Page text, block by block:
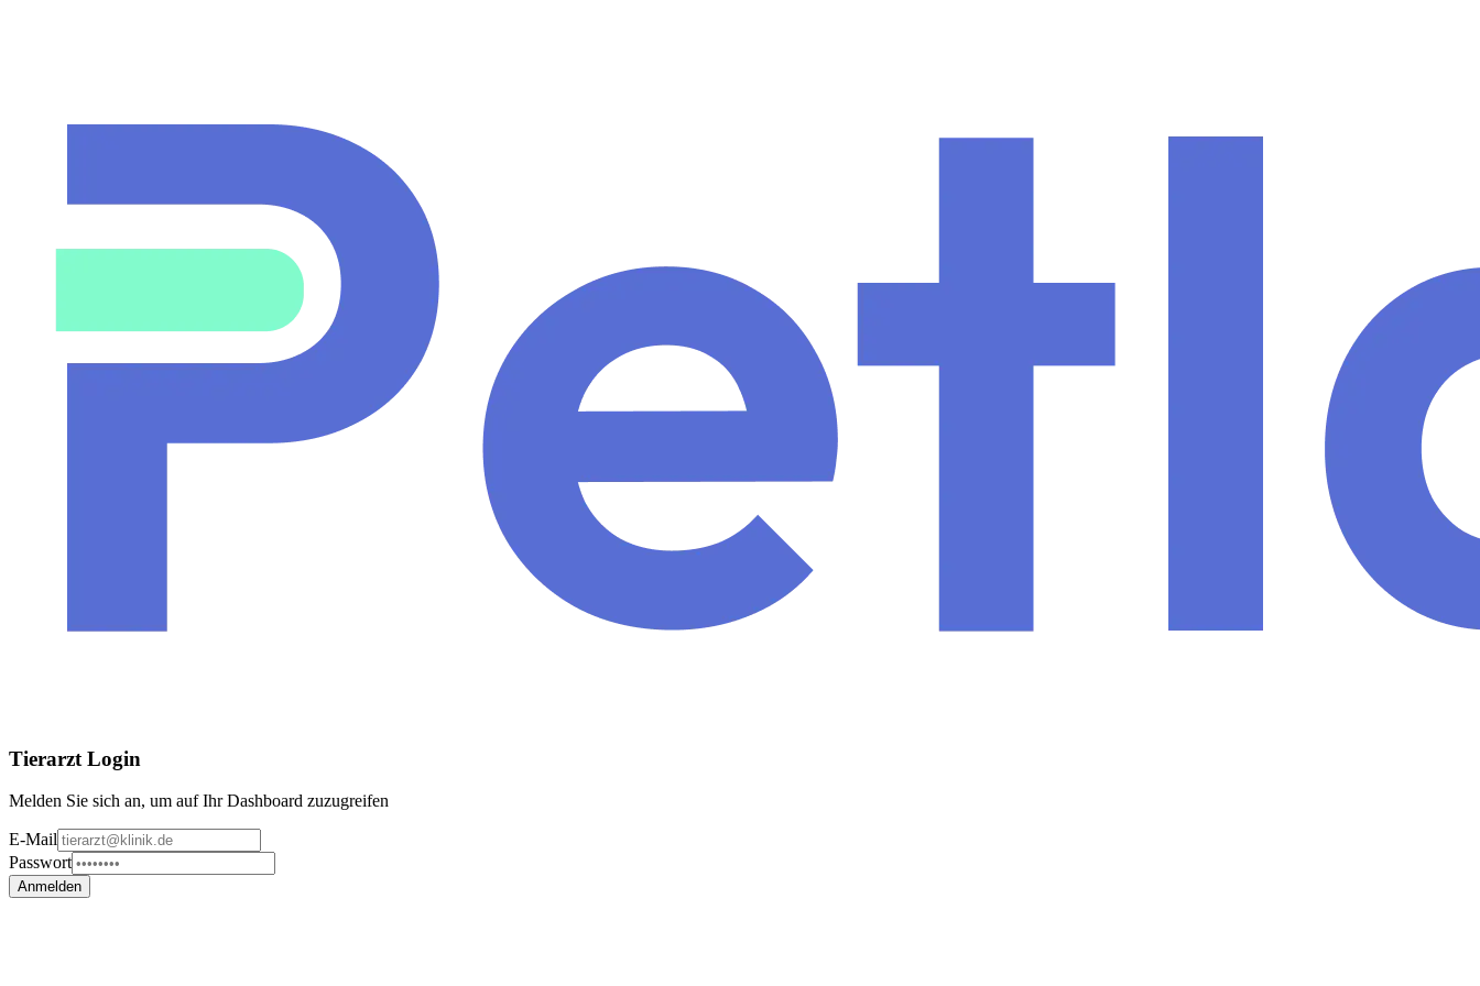
Tierarzt Login
Melden Sie sich an, um auf Ihr Dashboard zuzugreifen
E-Mail
Passwort
Anmelden